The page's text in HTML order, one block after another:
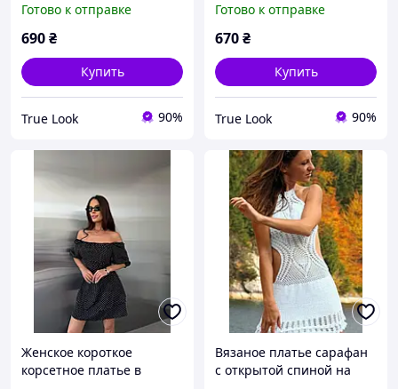
красное)
Готово к отправке
690₴
Купить
True Look 90%
сиреневое, электрик)
Готово к отправке
670₴
Купить
True Look 90%
Женское короткое
корсетное платье в
Вязаное платье сарафан
с открытой спиной на